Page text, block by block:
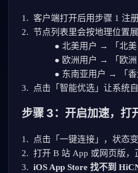
1. 客户端打开后用步骤 1 注
2. 节点列表里会按地理位置展
●北美用户 → 「北美
● 欧洲用户 → 「欧洲
● 东南亚用户 → 「香
3.
点击「智能优选」让系统
步骤 3：开启加速，打
1.
点击「一键连接」，状态
2. 打开 B 站 App 或网页版
3. iOS App Store 找不到